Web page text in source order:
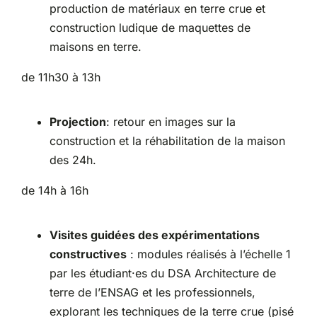
production de matériaux en terre crue et
construction ludique de maquettes de
maisons en terre.
de 11h30 à 13h
Projection: retour en images sur la
construction et la réhabilitation de la maison
des 24h.
de 14h à 16h
Visites guidées des expérimentations
constructives: modules réalisés à l’échelle 1
par les étudiant·es du DSA Architecture de
terre de l’ENSAG et les professionnels,
explorant les techniques de la terre crue (pisé